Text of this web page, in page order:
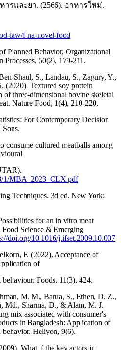
รและยา. (2566). อาหารใหม่.
law/f-na-novel-food
Planned Behavior, Organizational
50(2), 179-211.
Shaul, S., Landau, S., Zagury, Y.,
(2020). Textured soy protein
of three-dimensional bovine skeletal
Nature Food, 1(4), 210-220.
For Contemporary Decision
cultured meatballs among
1/MBA_2023_CLX.pdf
Techniques. 3d ed. New York:
for an in vitro meat
Science & Emerging
doi.org/10.1016/j.ifset.2009.10.007
F. (2022). Acceptance of
of
Foods, 11(3), 424.
M. M., Barua, S., Ethen, D. Z.,
Md., Sharma, D., & Alam, M. J.
mix associated with consumer's
in Bangladesh: Application of
behavior. Heliyon, 9(6).
What if the key actors in